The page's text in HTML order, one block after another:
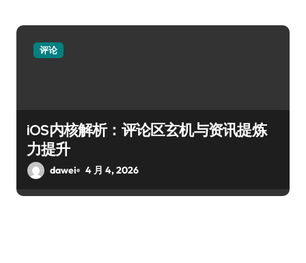
评论
iOS内核解析：评论区玄机与资讯提炼
力提升
dawei 4 月 4, 2026